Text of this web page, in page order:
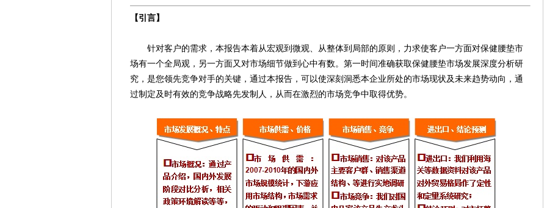
【引言】
针对客户的需求，本报告本着从宏观到微观、从整体到局部的原则，力求使客户一方面对保健腰垫市
场有一个全局观，另一方面又对市场细节做到心中有数。第一时间准确获取保健腰垫市场发展深度分析研
究，是您领先竞争对手的关键，通过本报告，可以使深刻洞悉本企业所处的市场现状及未来趋势动向，通
过制定及时有效的竞争战略先发制人，从而在激烈的市场竞争中取得优势。